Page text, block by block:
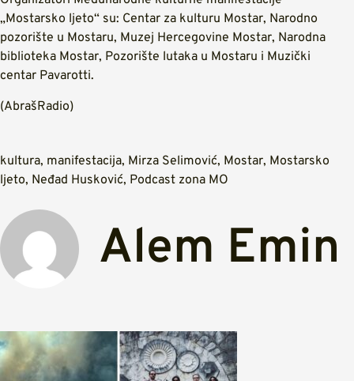
„Mostarsko ljeto“ su: Centar za kulturu Mostar, Narodno
pozorište u Mostaru, Muzej Hercegovine Mostar, Narodna
biblioteka Mostar, Pozorište lutaka u Mostaru i Muzički
centar Pavarotti.
(AbrašRadio)
kultura, manifestacija, Mirza Selimović, Mostar, Mostarsko
ljeto, Neđad Husković, Podcast zona MO
Alem Emin